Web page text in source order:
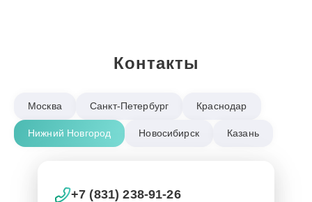
Контакты
Москва Санкт-Петербург Краснодар
Нижний Новгород Новосибирск Казань
+7 (831) 238-91-26